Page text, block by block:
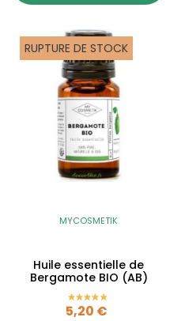
RUPTURE DE STOCK
MYCOSMETIK
Huile essentielle de
Bergamote BIO (AB)
Prix
5,20 €